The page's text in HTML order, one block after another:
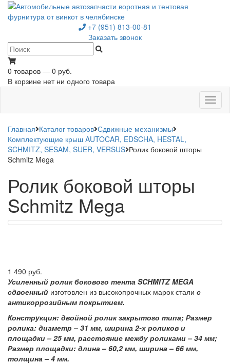
+7 (951) 813-00-81
Заказать звонок
0 товаров — 0 руб.
В корзине нет ни одного товара
Главная Каталог товаров Сдвижные механизмы
Комплектующие крыш AUTOCAR, EDSCHA, HESTAL,
SCHMITZ, SESAM, SUER, VERSUS Ролик боковой шторы
Schmitz Mega
Ролик боковой шторы
Schmitz Mega
1 490 руб.
Усиленный ролик бокового тента SCHMITZ MEGA
сдвоенный изготовлен из высокопрочных марок стали с
антикоррозийным покрытием.
Конструкция: двойной ролик закрытого типа; Размер
ролика: диаметр – 31 мм, ширина 2-х роликов и
площадки – 25 мм, расстояние между роликами – 34 мм;
Размер площадки: длина – 60,2 мм, ширина – 66 мм,
толщина – 4 мм.